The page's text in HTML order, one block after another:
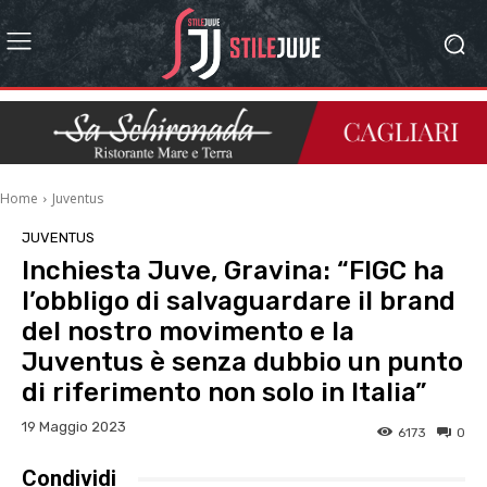
Home Juventus
JUVENTUS
Inchiesta Juve, Gravina: “FIGC ha
l’obbligo di salvaguardare il brand
del nostro movimento e la
Juventus è senza dubbio un punto
di riferimento non solo in Italia”
19 Maggio 2023 0
6173
Condividi